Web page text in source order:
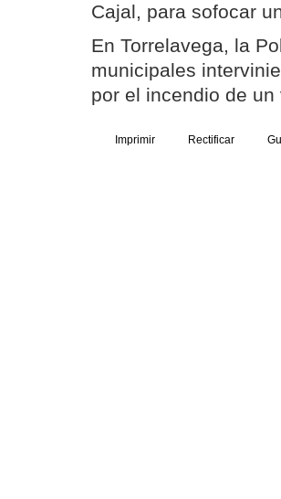
Cajal, para sofocar
En Torrelavega, la
municipales
por el incendio de un
Imprimir Rectificar